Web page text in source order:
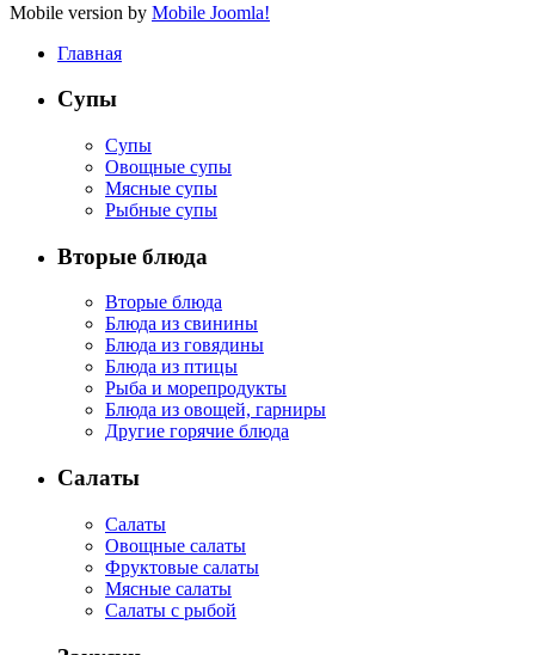
Mobile version by Mobile Joomla!
Главная
Супы
Супы
Овощные супы
Мясные супы
Рыбные супы
Вторые блюда
Вторые блюда
Блюда из свинины
Блюда из говядины
Блюда из птицы
Рыба и морепродукты
Блюда из овощей, гарниры
Другие горячие блюда
Салаты
Салаты
Овощные салаты
Фруктовые салаты
Мясные салаты
Салаты с рыбой